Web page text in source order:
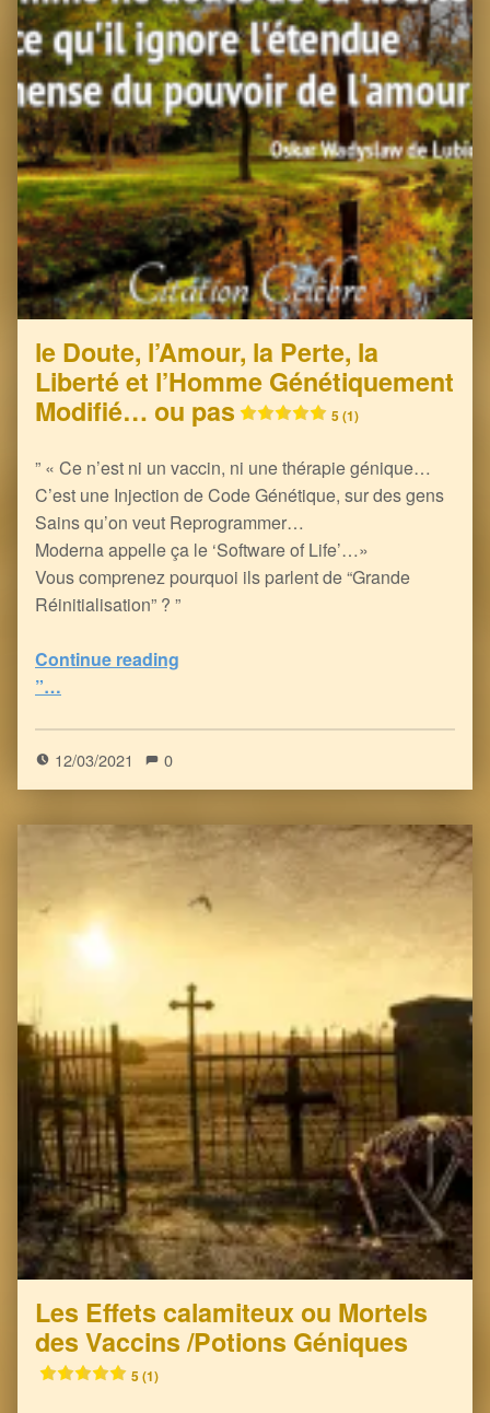
le Doute, l’Amour, la Perte, la
Liberté et l’Homme Génétiquement
Modifié… ou pas
5 (1)
” « Ce n’est ni un vaccin, ni une thérapie génique…
C’est une Injection de Code Génétique, sur des gens
Sains qu’on veut Reprogrammer…
Moderna appelle ça le ‘Software of Life’…»
Vous comprenez pourquoi ils parlent de “Grande
Réinitialisation” ? ”
Continue reading
”…
12/03/2021 0
Les Effets calamiteux ou Mortels
des Vaccins /Potions Géniques
5 (1)